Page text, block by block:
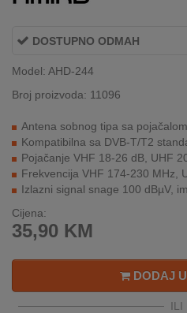
NALOG
NOVO
PONUDI
KONTAKT
RATE
DOSTUPNO ODMAH
Model: AHD-244
Broj proizvoda: 11096
Antena sobnog tipa sa pojačalom
Kompatibilna sa DVB-T/T2
Pojačanje VHF 18-26 dB, UHF
Frekvencija VHF 174-230 MHz,
Izlazni signal snage 100 dBµV,
Cijena:
35,90 KM
DODAJ
ILI